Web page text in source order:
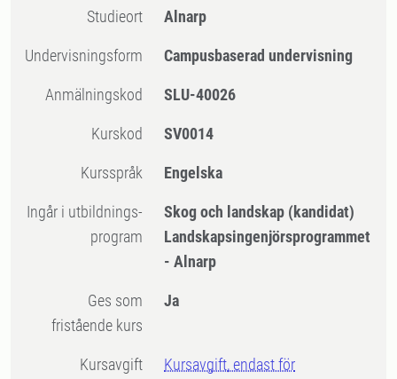
Studieort Alnarp
Undervisningsform Campusbaserad undervisning
Anmälningskod SLU-40026
Kurskod SV0014
Kursspråk Engelska
Ingår i utbildnings-
program
Skog och landskap (kandidat)
Landskapsingenjörsprogrammet
- Alnarp
Ges som
fristående kurs
Ja
Kursavgift Kursavgift, endast för